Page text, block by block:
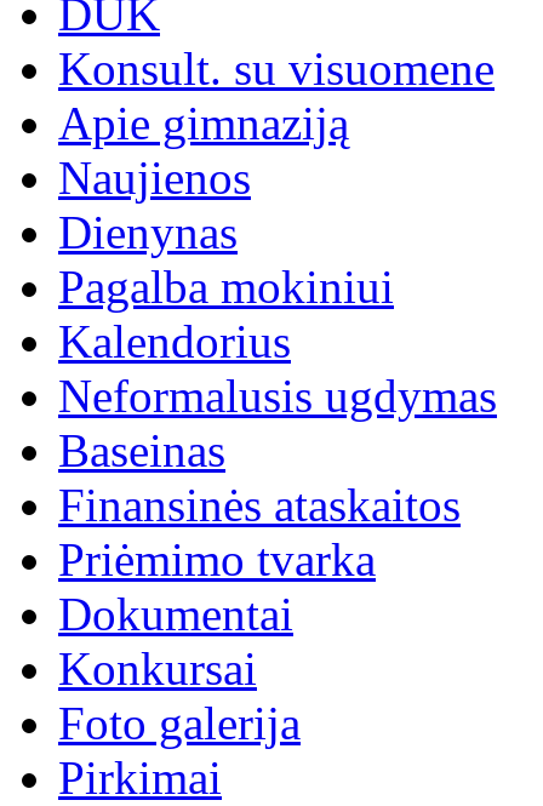
DUK
Konsult. su visuomene
Apie gimnaziją
Naujienos
Dienynas
Pagalba mokiniui
Kalendorius
Neformalusis ugdymas
Baseinas
Finansinės ataskaitos
Priėmimo tvarka
Dokumentai
Konkursai
Foto galerija
Pirkimai